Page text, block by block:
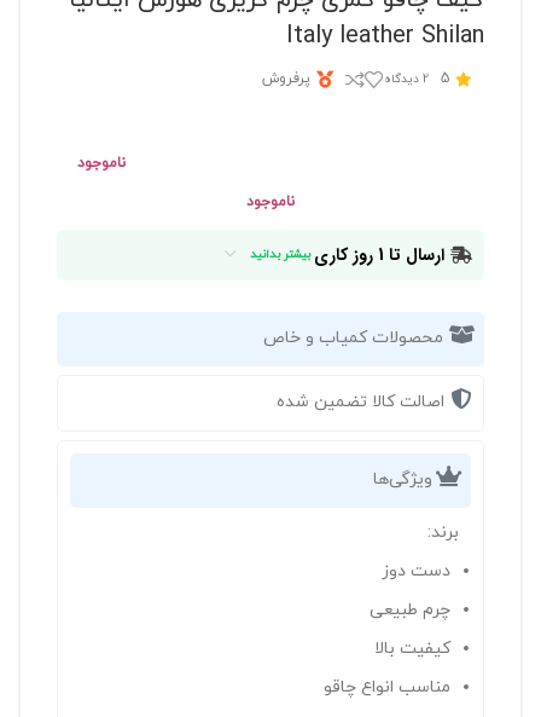
Italy leather Shilan
5 2 دیدگاه پرفروش
ناموجود
ناموجود
ارسال تا 1 روز کاری بیشتر بدانید
محصولات کمیاب و خاص
اصالت کالا تضمین شده
ویژگی‌ها
برند:
دست دوز
چرم طبیعی
کیفیت بالا
مناسب انواع چاقو